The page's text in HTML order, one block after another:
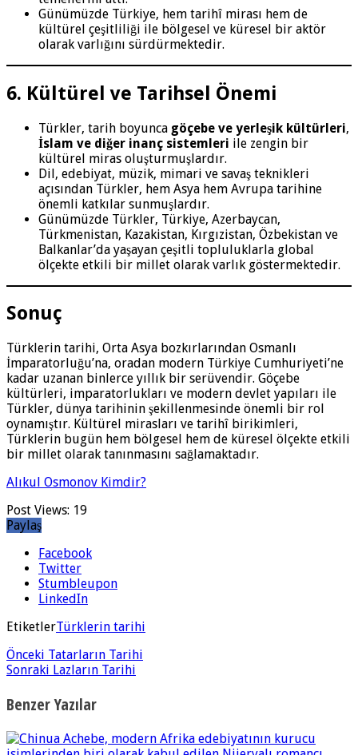
Günümüzde Türkiye, hem tarihî mirası hem de
kültürel çeşitliliği ile bölgesel ve küresel bir aktör
olarak varlığını sürdürmektedir.
6. Kültürel ve Tarihsel Önemi
Türkler, tarih boyunca göçebe ve yerleşik kültürleri,
İslam ve diğer inanç sistemleri ile zengin bir
kültürel miras oluşturmuşlardır.
Dil, edebiyat, müzik, mimari ve savaş teknikleri
açısından Türkler, hem Asya hem Avrupa tarihine
önemli katkılar sunmuşlardır.
Günümüzde Türkler, Türkiye, Azerbaycan,
Türkmenistan, Kazakistan, Kırgızistan, Özbekistan ve
Balkanlar’da yaşayan çeşitli topluluklarla global
ölçekte etkili bir millet olarak varlık göstermektedir.
Sonuç
Türklerin tarihi, Orta Asya bozkırlarından Osmanlı
İmparatorluğu’na, oradan modern Türkiye Cumhuriyeti’ne
kadar uzanan binlerce yıllık bir serüvendir. Göçebe
kültürleri, imparatorlukları ve modern devlet yapıları ile
Türkler, dünya tarihinin şekillenmesinde önemli bir rol
oynamıştır. Kültürel mirasları ve tarihî birikimleri,
Türklerin bugün hem bölgesel hem de küresel ölçekte etkili
bir millet olarak tanınmasını sağlamaktadır.
Alıkul Osmonov Kimdir?
Post Views: 19
Paylaş
Facebook
Twitter
Stumbleupon
LinkedIn
EtiketlerTürklerin tarihi
Önceki Tatarların Tarihi
Sonraki Lazların Tarihi
Benzer Yazılar